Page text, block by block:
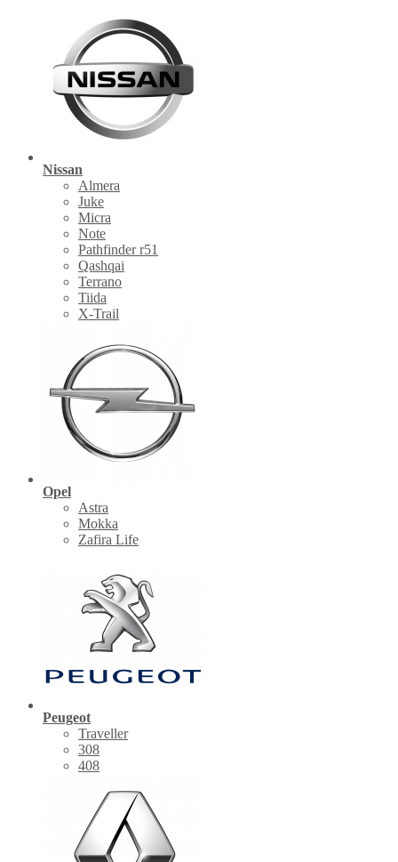
Nissan
Almera
Juke
Micra
Note
Pathfinder r51
Qashqai
Terrano
Tiida
X-Trail
Opel
Astra
Mokka
Zafira Life
Peugeot
Traveller
308
408